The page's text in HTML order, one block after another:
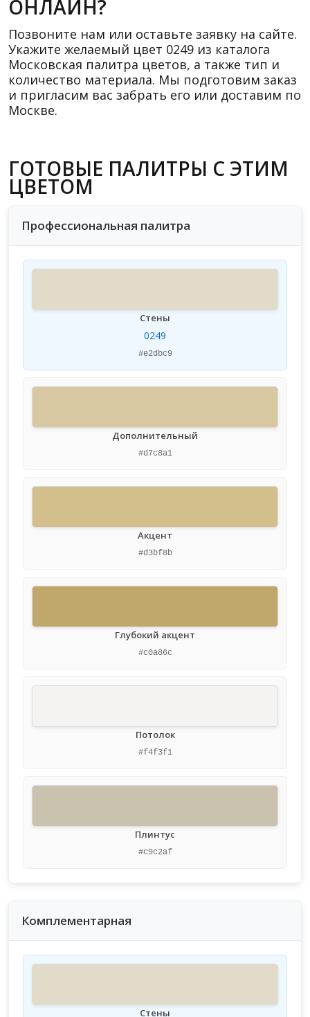
ОНЛАЙН?
Позвоните нам или оставьте заявку на сайте.
Укажите желаемый цвет 0249 из каталога
Московская палитра цветов, а также тип и
количество материала. Мы подготовим заказ
и пригласим вас забрать его или доставим по
Москве.
ГОТОВЫЕ ПАЛИТРЫ С ЭТИМ
ЦВЕТОМ
Профессиональная палитра
Стены
0249
#e2dbc9
Дополнительный
#d7c8a1
Акцент
#d3bf8b
Глубокий акцент
#c0a86c
Потолок
#f4f3f1
Плинтус
#c9c2af
Комплементарная
Стены